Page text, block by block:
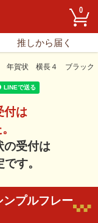
0
推しから届く
年賀状 横長４ ブラック
付は
の受付は
す。
プルフレー